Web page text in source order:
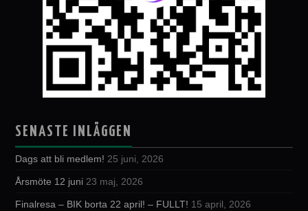
SENASTE INLÄGGEN
Dags att bli medlem! 25 juni, 2026
Årsmöte 12 juni 23 maj, 2026
Finalresa – BIK borta 22 april! – FULLT! 15 april, 2026